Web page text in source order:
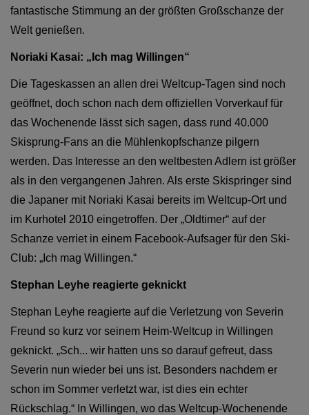
fantastische Stimmung an der größten Großschanze der
Welt genießen.
Noriaki Kasai: „Ich mag Willingen“
Die Tageskassen an allen drei Weltcup-Tagen sind noch
geöffnet, doch schon nach dem offiziellen Vorverkauf für
das Wochenende lässt sich sagen, dass rund 40.000
Skisprung-Fans an die Mühlenkopfschanze pilgern
werden. Das Interesse an den weltbesten Adlern ist größer
als in den vergangenen Jahren. Als erste Skispringer sind
die Japaner mit Noriaki Kasai bereits im Weltcup-Ort und
im Kurhotel 2010 eingetroffen. Der „Oldtimer“ auf der
Schanze verriet in einem Facebook-Aufsager für den Ski-
Club: „Ich mag Willingen.“
Stephan Leyhe reagierte geknickt
Stephan Leyhe reagierte auf die Verletzung von Severin
Freund so kurz vor seinem Heim-Weltcup in Willingen
geknickt. „Sch... wir hatten uns so darauf gefreut, dass
Severin nun wieder bei uns ist. Besonders nachdem er
schon im Sommer verletzt war, ist dies ein echter
Rückschlag.“ In Willingen, wo das Weltcup-Wochenende